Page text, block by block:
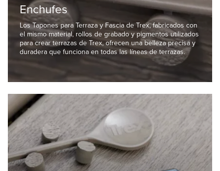
Enchufes
Los Tapones para Terraza y Fascia de Trex, fabricados con
el mismo material, rollos de grabado y pigmentos utilizados
para crear terrazas de Trex, ofrecen una belleza precisa y
duradera que funciona en todas las líneas de terrazas.